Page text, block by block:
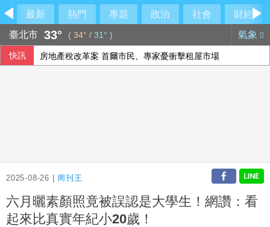
最新 熱門 專題 政治 社會
財經
臺北市 33° ( 34° / 31° ) 氣象
快訊 房地產稅改革案 首爾市民、專家憂衝擊租屋市場
2025-08-26 | 周刊王
六月曬素顏照竟被誤認是大學生！網讚：看
起來比真實年紀小20歲！